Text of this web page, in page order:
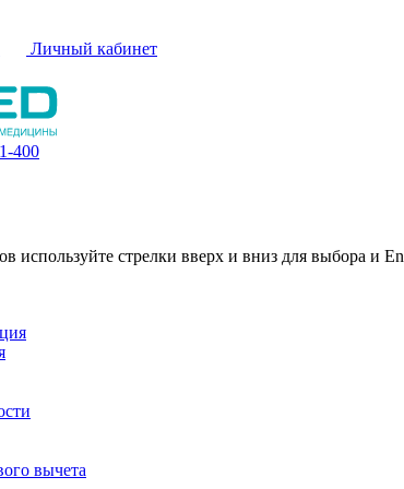
Личный кабинет
400
используйте стрелки вверх и вниз для выбора и
вычета